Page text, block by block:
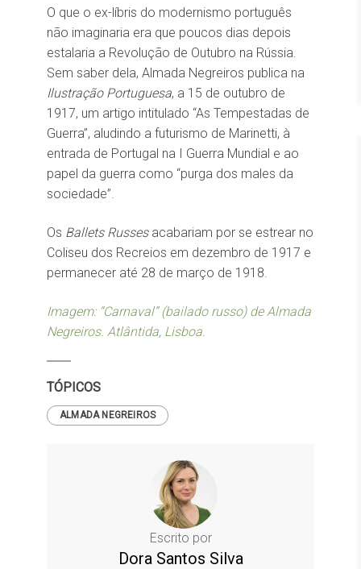
O que o ex-líbris do modernismo português
não imaginaria era que poucos dias depois
estalaria a Revolução de Outubro na Rússia.
Sem saber dela, Almada Negreiros publica na
Ilustração Portuguesa, a 15 de outubro de
1917, um artigo intitulado “As Tempestadas de
Guerra”, aludindo a futurismo de Marinetti, à
entrada de Portugal na I Guerra Mundial e ao
papel da guerra como “purga dos males da
sociedade”.
Os Ballets Russesacabariam por se estrear no
Coliseu dos Recreios em dezembro de 1917 e
permanecer até 28 de março de 1918.
Imagem: “Carnaval” (bailado russo) de Almada
Negreiros. Atlântida, Lisboa.
TÓPICOS
ALMADA NEGREIROS
Escrito por
Dora Santos Silva